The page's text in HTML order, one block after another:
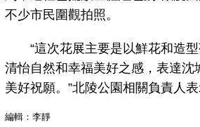
不少市民圍觀拍照。
“這次花展主要是以鮮花和造型
清怡自然和幸福美好之感，表達沈
美好祝願。”北陵公園相關負責人表
編輯：李靜